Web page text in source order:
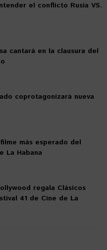
el conflicto Rusia VS.
cantará en la clausura del
coprotagonizará nueva
más esperado del
La Habana
regala Clásicos
41 de Cine de La